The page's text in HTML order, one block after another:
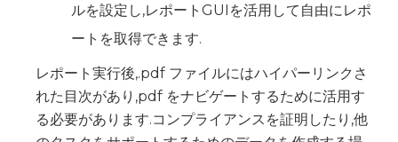
ルを設定し,レポートGUIを活用して自由にレポ
ートを取得できます.
レポート実行後,.pdf ファイルにはハイパーリンクさ
れた目次があり,pdf をナビゲートするために活用す
る必要があります.コンプライアンスを証明したり,他